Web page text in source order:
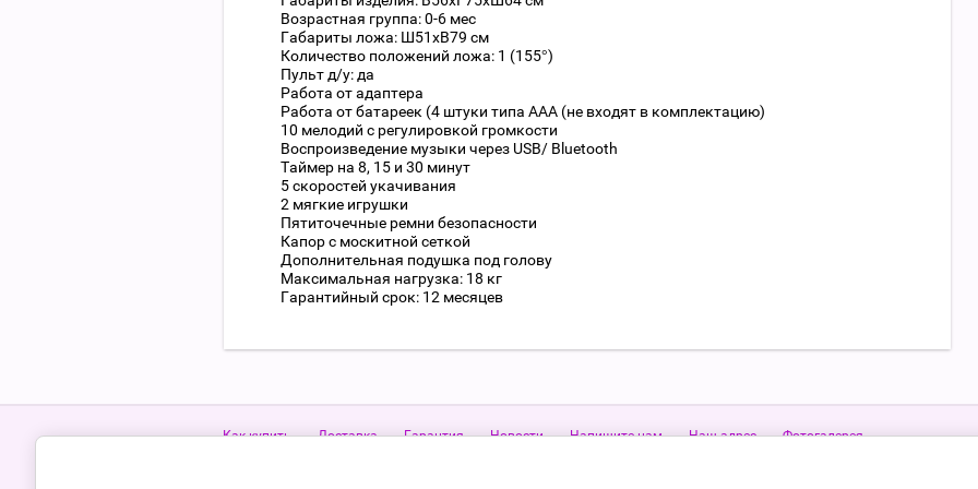
Возрастная группа: 0-6 мес
Габариты ложа: Ш51хВ79 см
Количество положений ложа: 1 (155°)
Пульт д/у: да
Работа от адаптера
Работа от батареек (4 штуки типа ААА (не входят в комплектацию)
10 мелодий с регулировкой громкости
Воспроизведение музыки через USB/ Bluetooth
Таймер на 8, 15 и 30 минут
5 скоростей укачивания
2 мягкие игрушки
Пятиточечные ремни безопасности
Капор с москитной сеткой
Дополнительная подушка под голову
Максимальная нагрузка: 18 кг
Гарантийный срок: 12 месяцев
Как купить Доставка Гарантия Новости Напишите нам Наш адрес Фотогалерея